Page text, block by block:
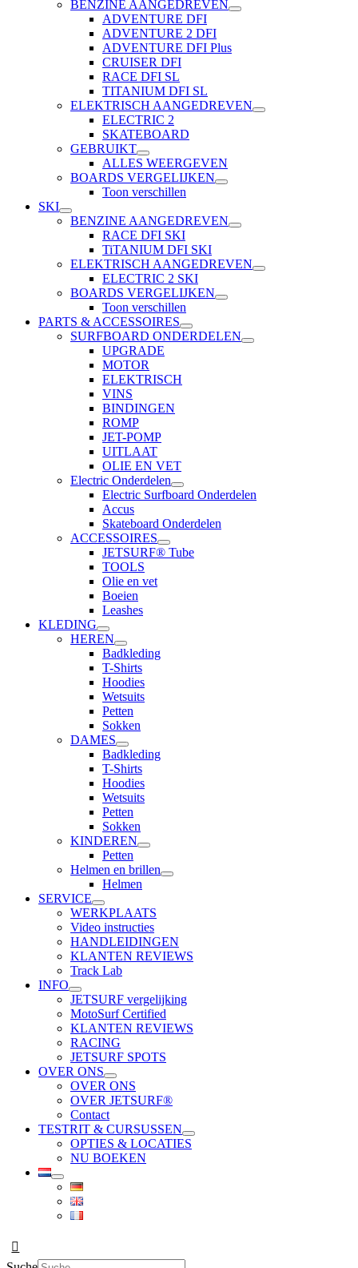
Nederlands
BENZINE AANGEDREVEN
ADVENTURE DFI
ADVENTURE 2 DFI
ADVENTURE DFI Plus
CRUISER DFI
RACE DFI SL
TITANIUM DFI SL
ELEKTRISCH AANGEDREVEN
ELECTRIC 2
SKATEBOARD
GEBRUIKT
ALLES WEERGEVEN
BOARDS VERGELIJKEN
Toon verschillen
SKI
BENZINE AANGEDREVEN
RACE DFI SKI
TiTANIUM DFI SKI
ELEKTRISCH AANGEDREVEN
ELECTRIC 2 SKI
BOARDS VERGELIJKEN
Toon verschillen
PARTS & ACCESSOIRES
SURFBOARD ONDERDELEN
UPGRADE
MOTOR
ELEKTRISCH
VINS
BINDINGEN
ROMP
JET-POMP
UITLAAT
OLIE EN VET
Electric Onderdelen
Electric Surfboard Onderdelen
Accus
Skateboard Onderdelen
ACCESSOIRES
JETSURF® Tube
TOOLS
Olie en vet
Boeien
Leashes
KLEDING
HEREN
Badkleding
T-Shirts
Hoodies
Wetsuits
Petten
Sokken
DAMES
Badkleding
T-Shirts
Hoodies
Wetsuits
Petten
Sokken
KINDEREN
Petten
Helmen en brillen
Helmen
SERVICE
WERKPLAATS
Video instructies
HANDLEIDINGEN
KLANTEN REVIEWS
Track Lab
INFO
JETSURF vergelijking
MotoSurf Certified
KLANTEN REVIEWS
RACING
JETSURF SPOTS
OVER ONS
OVER ONS
OVER JETSURF®
Contact
TESTRIT & CURSUSSEN
OPTIES & LOCATIES
NU BOEKEN